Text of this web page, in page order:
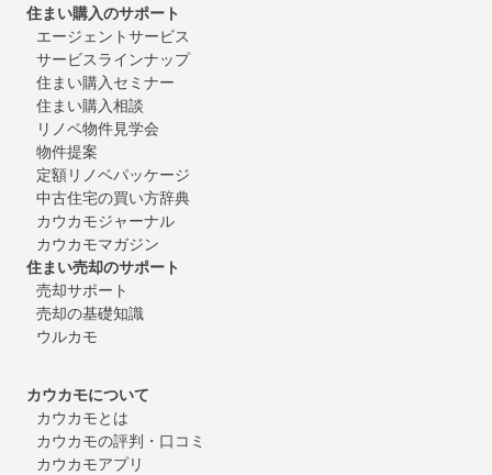
住まい購入のサポート
エージェントサービス
サービスラインナップ
住まい購入セミナー
住まい購入相談
リノベ物件見学会
物件提案
定額リノベパッケージ
中古住宅の買い方辞典
カウカモジャーナル
カウカモマガジン
住まい売却のサポート
売却サポート
売却の基礎知識
ウルカモ
カウカモについて
カウカモとは
カウカモの評判・口コミ
カウカモアプリ